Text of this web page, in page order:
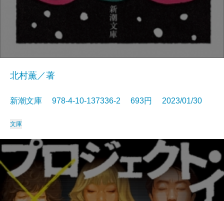
北村薫／著
新潮文庫 978-4-10-137336-2 693円 2023/01/30
文庫